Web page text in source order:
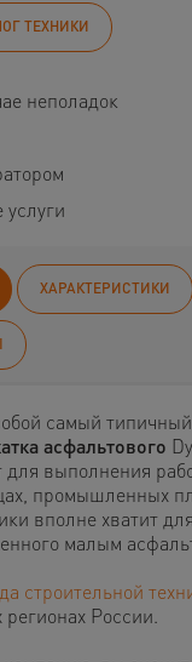
ТЕХНИКИ
неполадок
ХАРАКТЕРИСТИКИ
самый
асфальтового
для выполнения
промышленных
вполне хватит
малым
строительной
России.